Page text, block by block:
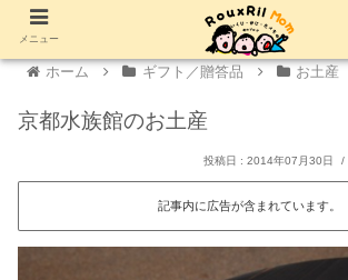
ホーム ギフト／贈答品 お土産
京都水族館のお土産
2014年07月30日
記事内に広告が含まれています。
メニュー